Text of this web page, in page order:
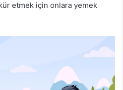
etmek için onlara yemek